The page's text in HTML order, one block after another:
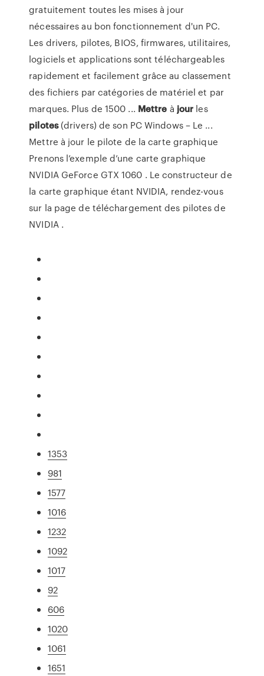
gratuitement toutes les mises à jour
nécessaires au bon fonctionnement d'un PC.
Les drivers, pilotes, BIOS, firmwares, utilitaires,
logiciels et applications sont téléchargeables
rapidement et facilement grâce au classement
des fichiers par catégories de matériel et par
marques. Plus de 1500 ... Mettre à jour les
pilotes(drivers) de son PC Windows – Le ...
Mettre à jour le pilote de la carte graphique
Prenons l’exemple d’une carte graphique
NVIDIA GeForce GTX 1060 . Le constructeur de
la carte graphique étant NVIDIA, rendez-vous
sur la page de téléchargement des pilotes de
NVIDIA .
1353
981
1577
1016
1232
1092
1017
92
606
1020
1061
1651